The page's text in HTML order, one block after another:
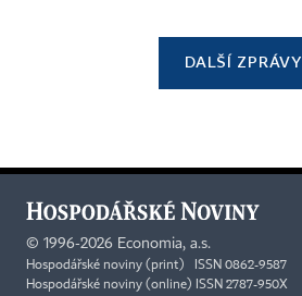
DALŠÍ ZPRÁVY
© 1996-2026 Economia, a.s.
Hospodářské noviny (print) ISSN 0862-9587
Hospodářské noviny (online) ISSN 2787-950X